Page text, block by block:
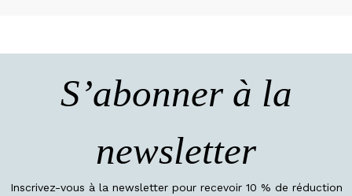
S’abonner à la
newsletter
Inscrivez-vous à la newsletter pour recevoir 10 % de réduction